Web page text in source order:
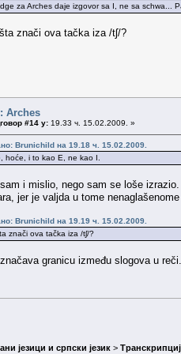
za Arches daje izgovor sa I, ne sa schwa...
znači ova tačka iza /tʃ/?
Arches
#14 у: 19.33 ч. 15.02.2009. »
Brunichild на 19.18 ч. 15.02.2009.
hoće, i to kao E, ne kao I.
i mislio, nego sam se loše
jer je valjda u tome
Brunichild на 19.19 ч. 15.02.2009.
znači ova tačka iza /tʃ/?
granicu između slogova u reči.
језици и српски језик >